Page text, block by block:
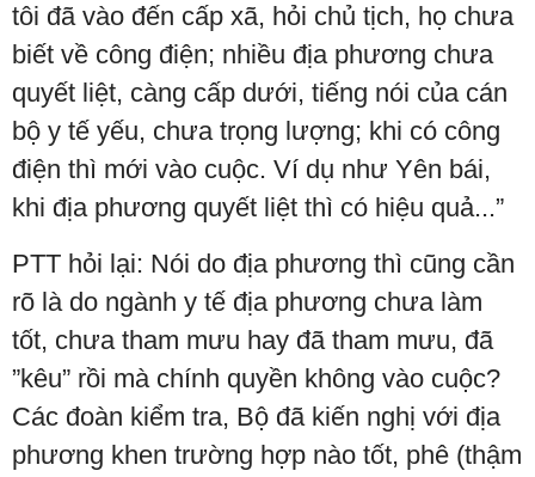
tôi đã vào đến cấp xã, hỏi chủ tịch, họ chưa
biết về công điện; nhiều địa phương chưa
quyết liệt, càng cấp dưới, tiếng nói của cán
bộ y tế yếu, chưa trọng lượng; khi có công
điện thì mới vào cuộc. Ví dụ như Yên bái,
khi địa phương quyết liệt thì có hiệu quả...”
PTT hỏi lại: Nói do địa phương thì cũng cần
rõ là do ngành y tế địa phương chưa làm
tốt, chưa tham mưu hay đã tham mưu, đã
”kêu” rồi mà chính quyền không vào cuộc?
Các đoàn kiểm tra, Bộ đã kiến nghị với địa
phương khen trường hợp nào tốt, phê (thậm